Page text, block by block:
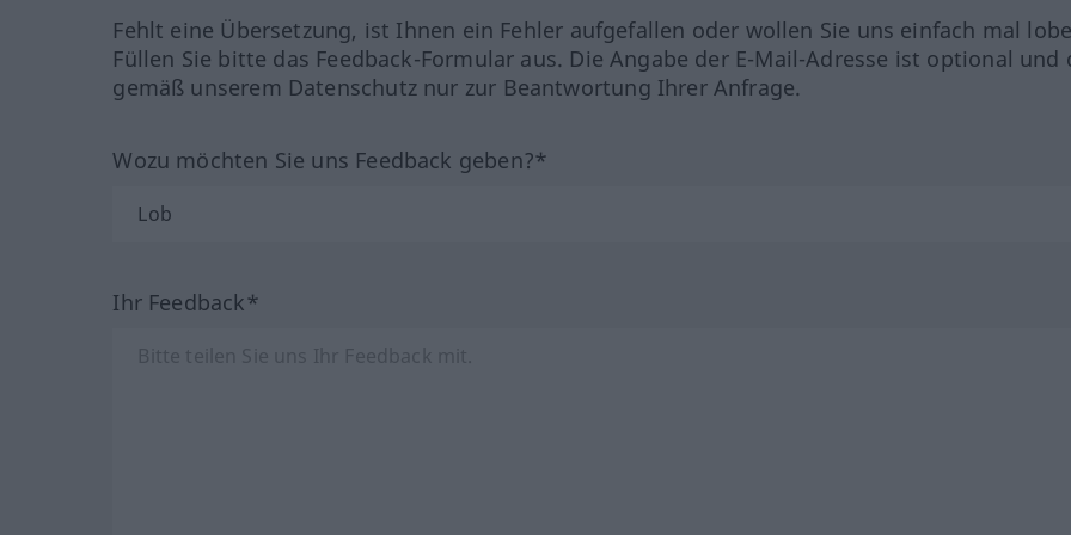
Fehlt eine Übersetzung, ist Ihnen ein Fehler aufgefallen oder wollen Sie uns einfach mal
Füllen Sie bitte das Feedback-Formular aus. Die Angabe der E-Mail-Adresse ist optional und
gemäß unserem Datenschutz nur zur Beantwortung Ihrer Anfrage.
Wozu möchten Sie uns Feedback geben?*
Ihr Feedback*